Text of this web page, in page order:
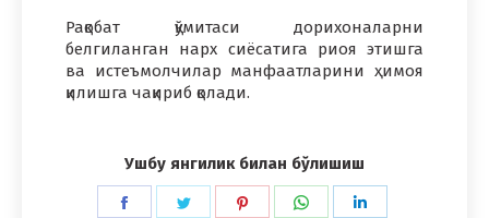
Рақобат қўмитаси дорихоналарни
белгиланган нарх сиёсатига риоя этишга
ва истеъмолчилар манфаатларини ҳимоя
қилишга чақириб қолади.
Ушбу янгилик билан бўлишиш
Share Share Share Share